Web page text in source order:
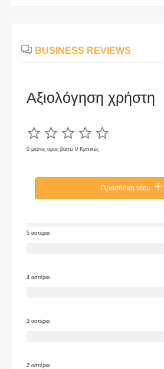
BUSINESS REVIEWS
Αξιολόγηση χρήστη
0 μέσος όρος βάσει 0 Κριτικές
Προσθήκη νέου
5 αστέρια
4 αστέρια
3 αστέρια
2 αστέρια